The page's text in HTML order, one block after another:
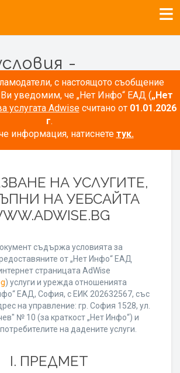
с настоящото съобщение
уведомим, че „Нет Инфо“ ЕАД („Нет
услугата Adwiseсчитано от 01.01.2026
г.
информация, натиснете тук.
-
УСЛОВИЯ
НА УСЛУГИТЕ,
НА УЕБСАЙТА
съдържа условията за
от „Нет Инфо“ ЕАД
страницата AdWise
) услуги и урежда отношенията
ЕАД, София, с ЕИК 202632567, със
на управление: гр. София 1528, ул.
№ 10 (за краткост „Нет Инфо“) и
на дадените услуги.
І. ПРЕДМЕТ